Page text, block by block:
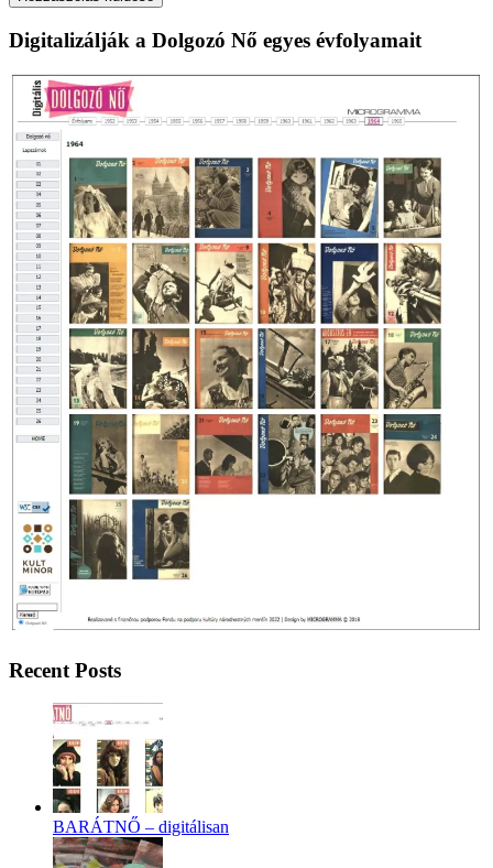
Digitalizálják a Dolgozó Nő egyes évfolyamait
Recent Posts
BARÁTNŐ – digitálisan